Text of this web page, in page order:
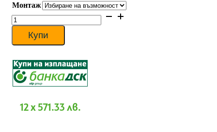
5
987 €
Монтаж
количество
за
Колонен
климатик
PSA-
M140KA/PUZ-
ZM140VKA
Купи
12 x 571.33 лв.